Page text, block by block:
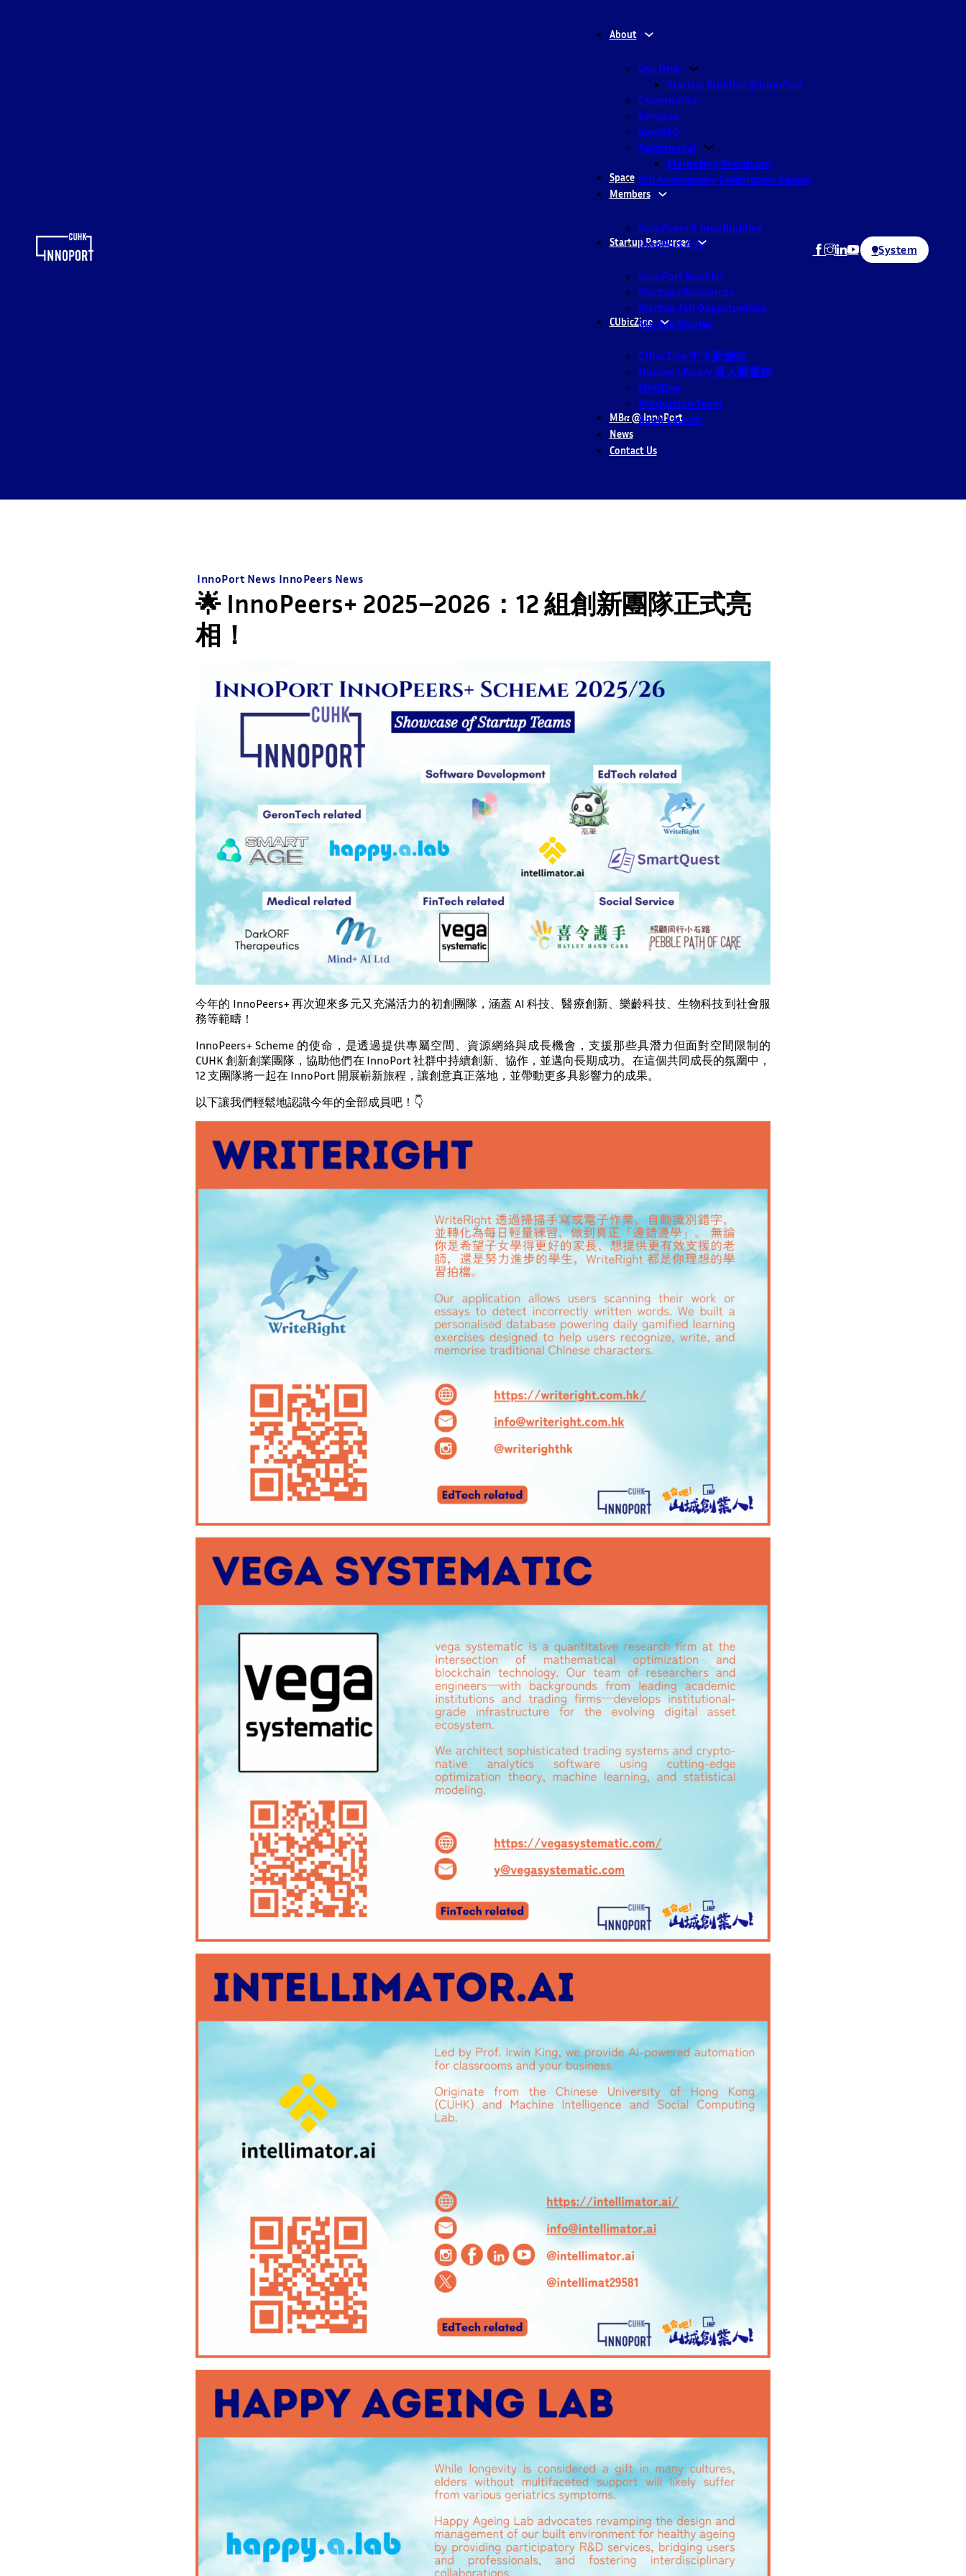
About
Our DNA
Startup Buddies @InnoPort
Community
Services
inno330
Testimonial
Marketing Practicum
5th Anniversary Celebration Gallery
Space
Members
InnoPeers & InnoBuddies
InnoPort App
Startup Resources
InnoPort Booklet
Startups Resources
Startup Job Opportunities
Startup Stories
CUbicZine
CUbicZine 中大新創志
Human Library 真人圖書館
MiniZine
Production Team
Book Launch
MBα @ InnoPort
News
Contact Us
System
InnoPort News InnoPeers News
🌟 InnoPeers+ 2025–2026：12 組創新團隊正式亮
相！
今年的 InnoPeers+ 再次迎來多元又充滿活力的初創團隊，涵蓋 AI 科技、醫療創新、樂齡科技、生物科技到社會服
務等範疇！
InnoPeers+ Scheme 的使命，是透過提供專屬空間、資源網絡與成長機會，支援那些具潛力但面對空間限制的
CUHK 創新創業團隊，協助他們在 InnoPort 社群中持續創新、協作，並邁向長期成功。在這個共同成長的氛圍中，
12 支團隊將一起在 InnoPort 開展嶄新旅程，讓創意真正落地，並帶動更多具影響力的成果。
以下讓我們輕鬆地認識今年的全部成員吧！👇